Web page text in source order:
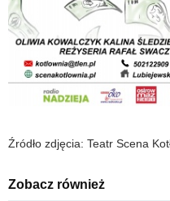
Źródło zdjęcia: Teatr Scena
Zobacz również